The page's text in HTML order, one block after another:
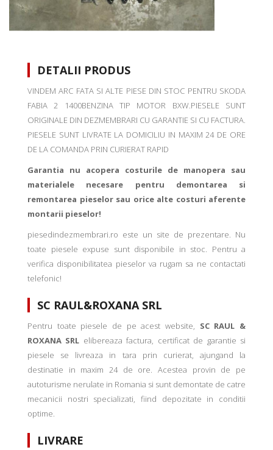
DETALII PRODUS
VINDEM ARC FATA SI ALTE PIESE DIN STOC PENTRU SKODA
FABIA 2 1400BENZINA TIP MOTOR BXW.PIESELE SUNT
ORIGINALE DIN DEZMEMBRARI CU GARANTIE SI CU FACTURA.
PIESELE SUNT LIVRATE LA DOMICILIU IN MAXIM 24 DE ORE
DE LA COMANDA PRIN CURIERAT RAPID
Garantia nu acopera costurile de manopera sau
materialele necesare pentru demontarea si
remontarea pieselor sau orice alte costuri aferente
montarii pieselor!
piesedindezmembrari.ro este un site de prezentare. Nu
toate piesele expuse sunt disponibile in stoc. Pentru a
verifica disponibilitatea pieselor va rugam sa ne contactati
telefonic!
SC RAUL&ROXANA SRL
Pentru toate piesele de pe acest website, SC RAUL &
ROXANA SRL elibereaza factura, certificat de garantie si
piesele se livreaza in tara prin curierat, ajungand la
destinatie in maxim 24 de ore. Acestea provin de pe
autoturisme nerulate in Romania si sunt demontate de catre
mecanicii nostri specializati, fiind depozitate in conditii
optime.
LIVRARE